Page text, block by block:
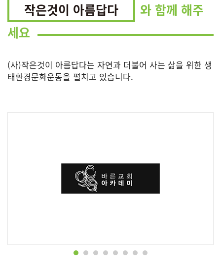
작은것이 아름답다
와 함께 해주
세요
(사)작은것이 아름답다는 자연과 더불어 사는 삶을 위한 생
태환경문화운동을 펼치고 있습니다.